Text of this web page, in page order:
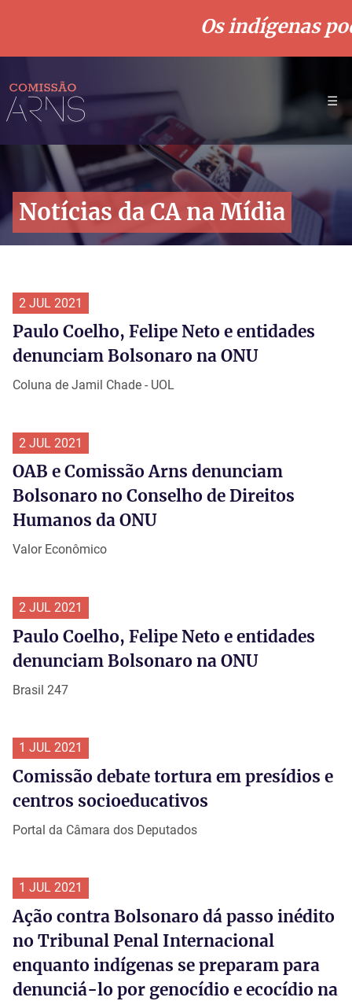
Os indígenas
☰
Notícias da CA na Mídia
2 JUL 2021
Paulo Coelho, Felipe Neto e entidades
denunciam Bolsonaro na ONU
Coluna de Jamil Chade - UOL
2 JUL 2021
OAB e Comissão Arns denunciam
Bolsonaro no Conselho de Direitos
Humanos da ONU
Valor Econômico
2 JUL 2021
Paulo Coelho, Felipe Neto e entidades
denunciam Bolsonaro na ONU
Brasil 247
1 JUL 2021
Comissão debate tortura em presídios e
centros socioeducativos
Portal da Câmara dos Deputados
1 JUL 2021
Ação contra Bolsonaro dá passo inédito
no Tribunal Penal Internacional
enquanto indígenas se preparam para
denunciá-lo por genocídio e ecocídio na